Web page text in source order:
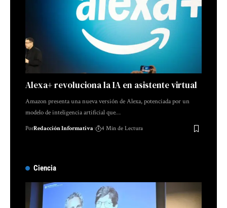
Alexa+ revoluciona la IA en asistente virtual
Amazon presenta una nueva versión de Alexa, potenciada por un
modelo de inteligencia artificial que…
PorRedacción Informativa 4 Min de Lectura
Ciencia